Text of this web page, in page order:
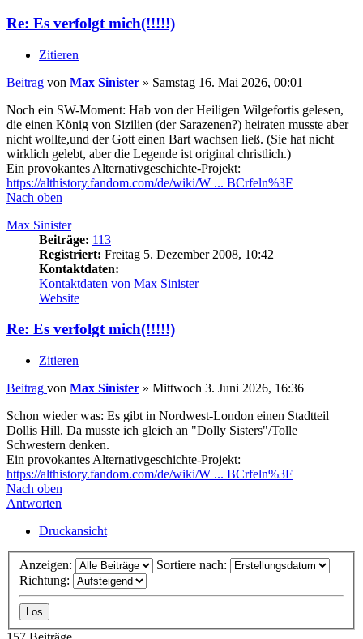
Re: Es verfolgt mich(!!!!!)
Zitieren
Beitrag von Max Sinister » Samstag 16. Mai 2026, 00:01
Noch ein SW-Moment: Hab von der Heiligen Wilgefortis gelesen,
die einen König von Sizilien (der Sarazenen?) heiraten musste aber
nicht wollte,und der Gott einen Bart wachsen ließ. (Sie hat nicht
wirklich gelebt, aber die Legende ist original christlich.)
Ein provokantes Alternativgeschichte-Projekt:
https://althistory.fandom.com/de/wiki/W ... BCrfeln%3F
Nach oben
Max Sinister
Beiträge: 113
Registriert: Freitag 5. Dezember 2008, 10:42
Kontaktdaten:
Kontaktdaten von Max Sinister
Website
Re: Es verfolgt mich(!!!!!)
Zitieren
Beitrag von Max Sinister » Mittwoch 3. Juni 2026, 16:36
Schon wieder was: Es gibt in Nordwest-London einen Stadtteil
Dollis Hill. Da musste ich gleich an "Dolly Sisters"/Tolle
Schwestern denken.
Ein provokantes Alternativgeschichte-Projekt:
https://althistory.fandom.com/de/wiki/W ... BCrfeln%3F
Nach oben
Antworten
Druckansicht
Anzeigen:
Sortiere nach:
Richtung: